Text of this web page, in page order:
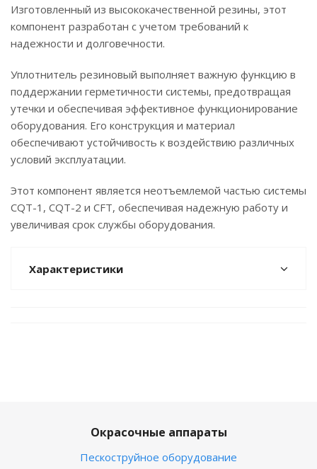
Изготовленный из высококачественной резины, этот
компонент разработан с учетом требований к
надежности и долговечности.
Уплотнитель резиновый выполняет важную функцию в
поддержании герметичности системы, предотвращая
утечки и обеспечивая эффективное функционирование
оборудования. Его конструкция и материал
обеспечивают устойчивость к воздействию различных
условий эксплуатации.
Этот компонент является неотъемлемой частью системы
CQT-1, CQT-2 и CFT, обеспечивая надежную работу и
увеличивая срок службы оборудования.
Характеристики
Окрасочные аппараты
Пескоструйное оборудование